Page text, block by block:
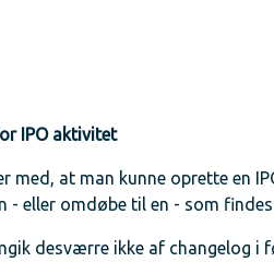
IPO aktivitet
at man kunne oprette en
- eller omdøbe til en - som
desværre ikke af changelog i